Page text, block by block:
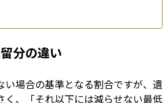
分の違い
い場合の基準となる割合ですが、遺
く、「それ以下には減らせない最低